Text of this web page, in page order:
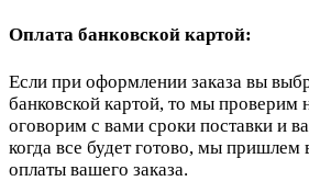
Оплата банковской картой:
Если при оформлении заказа вы
банковской картой, то мы проверим
оговорим с вами сроки поставки и
когда все будет готово, мы пришлем
оплаты вашего заказа.